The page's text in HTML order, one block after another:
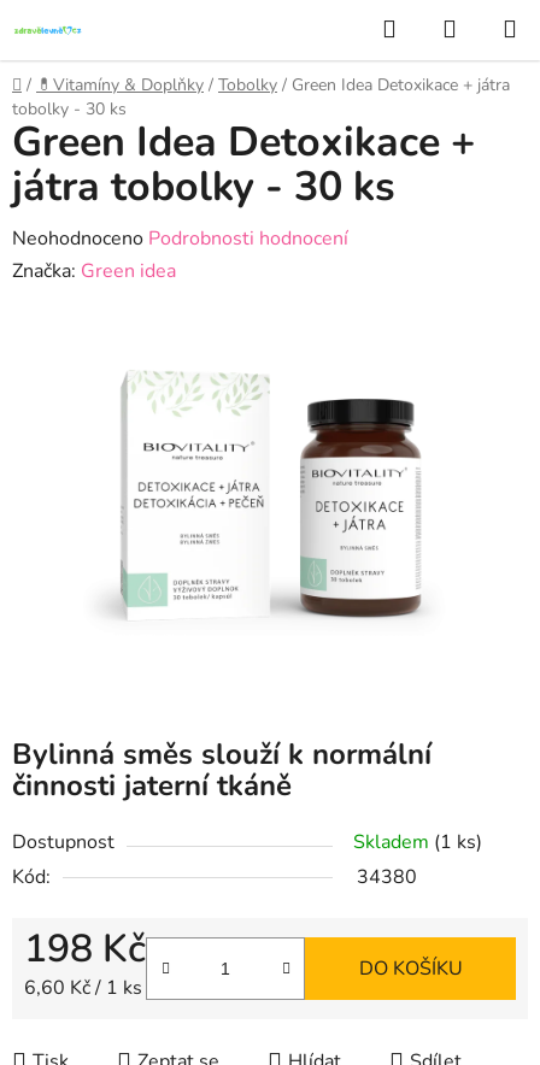
na
obsah
Hledat
KOŠÍK
Domů
/ 💊Vitamíny & Doplňky / Tobolky / Green Idea Detoxikace + játra
tobolky - 30 ks
Bylinná směs slouží k normální
činnosti jaterní tkáně
Dostupnost Skladem (1 ks)
Kód:
34380
198 Kč
Měrná cena:
6,60 Kč / 1 ks
DO KOŠÍKU
Green Idea Detoxikace +
játra tobolky - 30 ks
Průměrné
hodnocení
Neohodnoceno Podrobnosti hodnocení
Značka: Green idea